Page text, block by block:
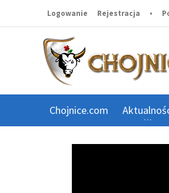
Logowanie Rejestracja •
Chojnice.com